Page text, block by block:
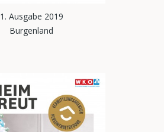
1. Ausgabe 2019
Burgenland